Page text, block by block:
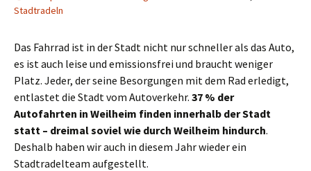
Stadtradeln
Das Fahrrad ist in der Stadt nicht nur schneller als das Auto,
es ist auch leise und emissionsfrei und braucht weniger
Platz. Jeder, der seine Besorgungen mit dem Rad erledigt,
entlastet die Stadt vom Autoverkehr. 37 % der
Autofahrten in Weilheim finden innerhalb der Stadt
statt – dreimal soviel wie durch Weilheim hindurch.
Deshalb haben wir auch in diesem Jahr wieder ein
Stadtradelteam aufgestellt.